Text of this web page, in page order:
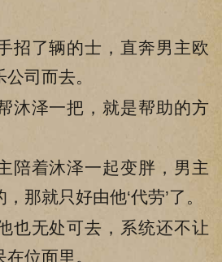
了辆的士，直奔男主欧
司而去。
泽一把，就是帮助的方
着沐泽一起变胖，男主
那就只好由他‘代劳’了。
无处可去，系统还不让
位面里。